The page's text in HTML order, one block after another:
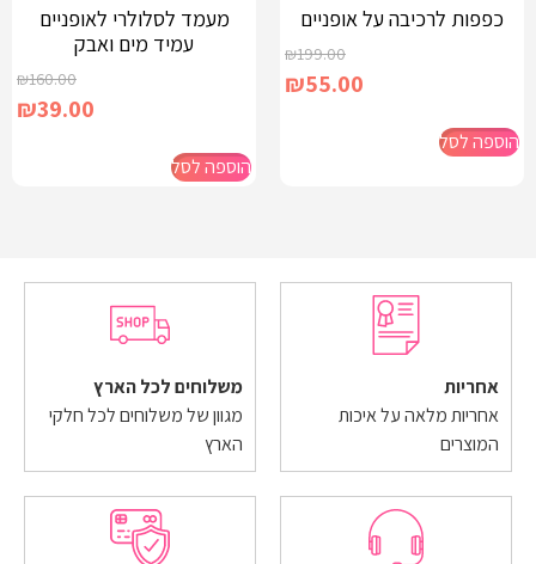
כפפות לרכיבה על אופניים
₪199.00
₪55.00
הוספה לסל
מעמד לסלולרי לאופניים
עמיד מים ואבק
₪160.00
₪39.00
הוספה לסל
אחריות
אחריות מלאה על איכות
המוצרים
משלוחים לכל הארץ
מגוון של משלוחים לכל חלקי
הארץ